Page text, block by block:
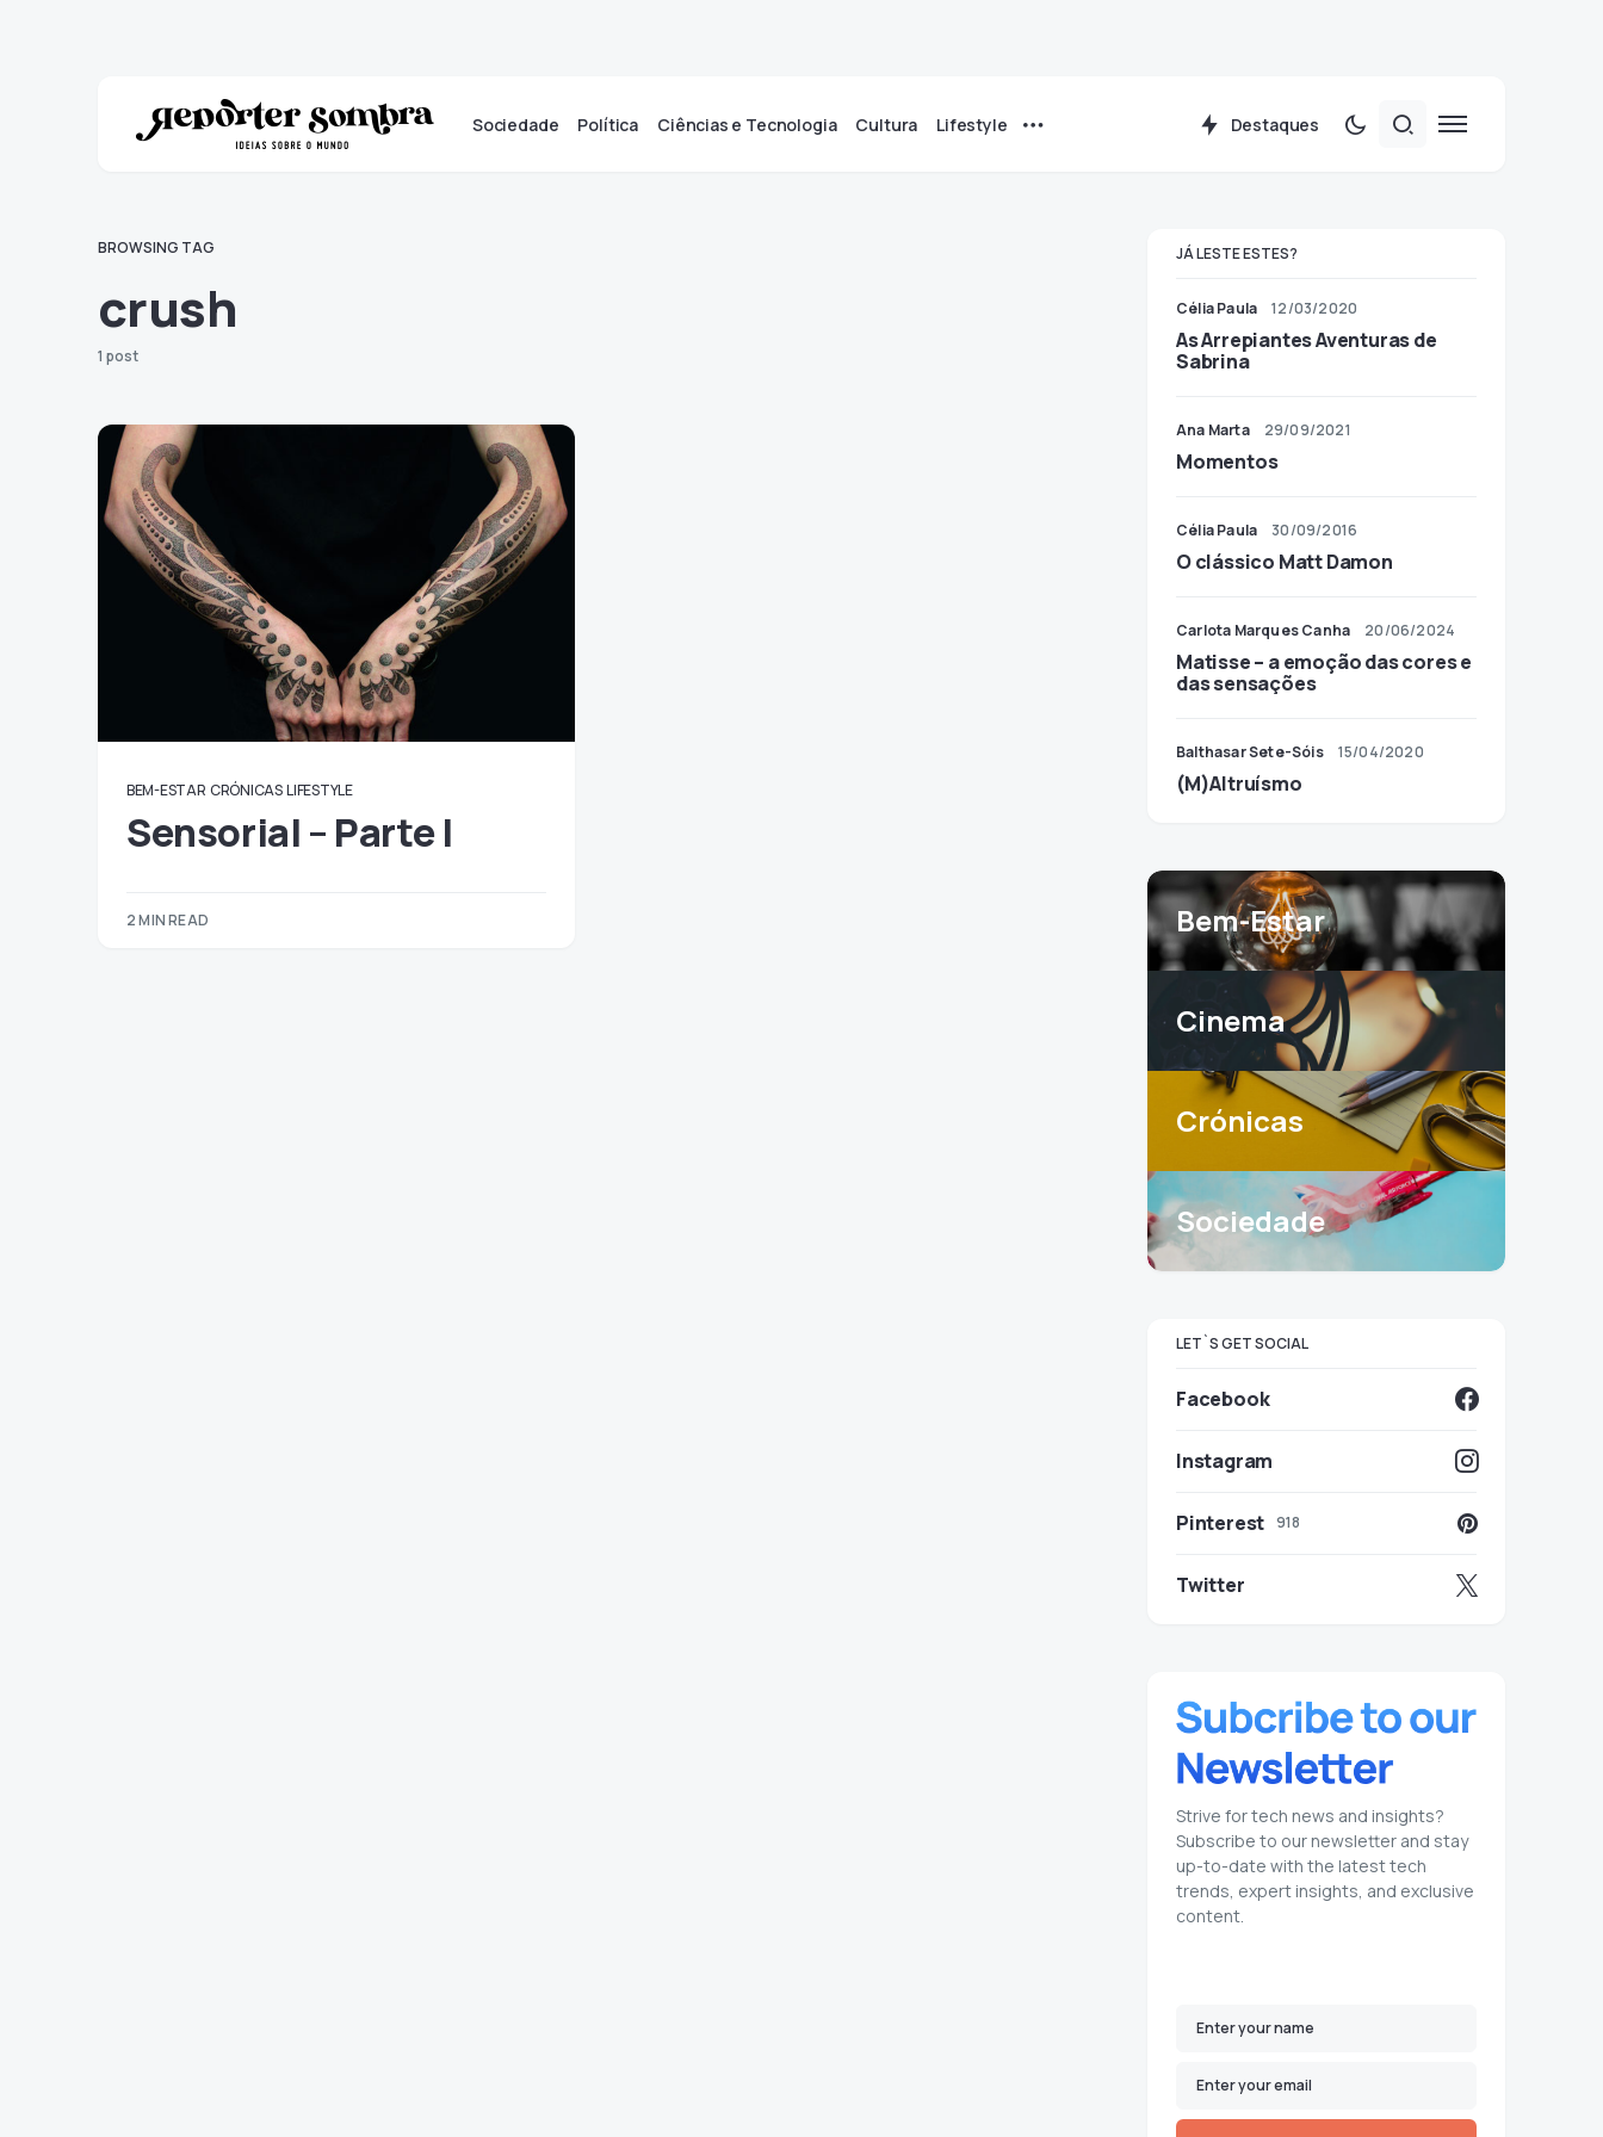
Sociedade Política Ciências e Tecnologia Cultura Lifestyle Destaques
BROWSING TAG
crush
1 post
BEM-ESTAR CRÓNICAS LIFESTYLE
Sensorial – Parte I
2 MIN READ
JÁ LESTE ESTES?
Célia Paula 12/03/2020
As Arrepiantes Aventuras de
Sabrina
Ana Marta 29/09/2021
Momentos
Célia Paula 30/09/2016
O clássico Matt Damon
Carlota Marques Canha 20/06/2024
Matisse – a emoção das cores e
das sensações
Balthasar Sete-Sóis 15/04/2020
(M)Altruísmo
Bem-Estar
Cinema
Crónicas
Sociedade
LET`S GET SOCIAL
Facebook
Instagram
Pinterest 918
Twitter
Strive for tech news and insights?
Subscribe to our newsletter and stay
up-to-date with the latest tech
trends, expert insights, and exclusive
content.